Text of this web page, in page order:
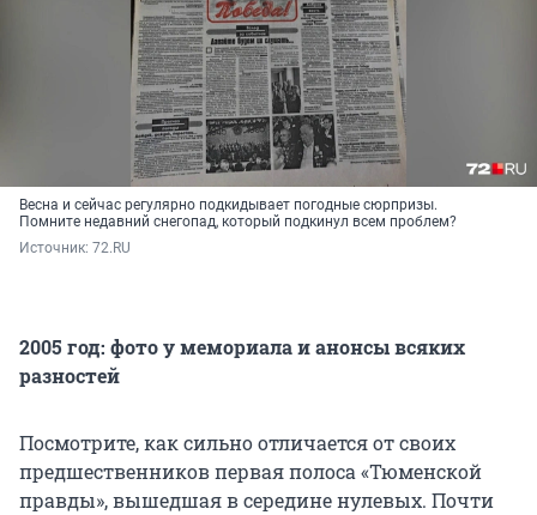
Весна и сейчас регулярно подкидывает погодные сюрпризы.
Помните недавний снегопад, который подкинул всем проблем?
Источник: 72.RU
2005 год: фото у мемориала и анонсы всяких
разностей
Посмотрите, как сильно отличается от своих
предшественников первая полоса «Тюменской
правды», вышедшая в середине нулевых. Почти